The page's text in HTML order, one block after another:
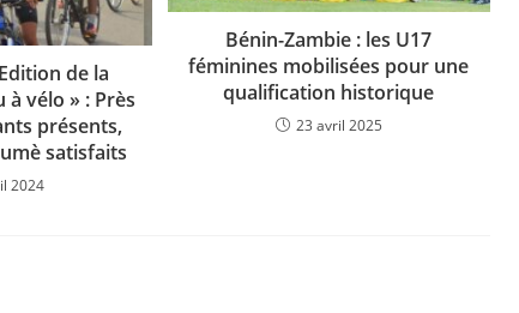
de la
à vélo » : Près
présents,
satisfaits
2024
Bénin-Zambie : les U17
féminines mobilisées pour une
qualification historique
23 avril 2025